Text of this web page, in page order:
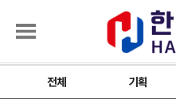
전체 기획